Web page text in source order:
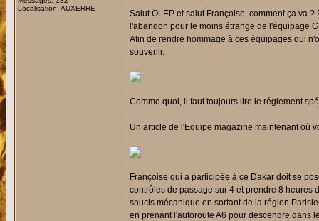
Localisation: AUXERRE
Salut OLEP et salut Françoise, comment ça va
l'abandon pour le moins étrange de l'équipage
Afin de rendre hommage à ces équipages qui
souvenir.
Comme quoi, il faut toujours lire le réglement
Un article de l'Equipe magazine maintenant où
Françoise qui a participée à ce Dakar doit se
contrôles de passage sur 4 et prendre 8 heures
soucis mécanique en sortant de la région
en prenant l'autoroute A6 pour descendre dans